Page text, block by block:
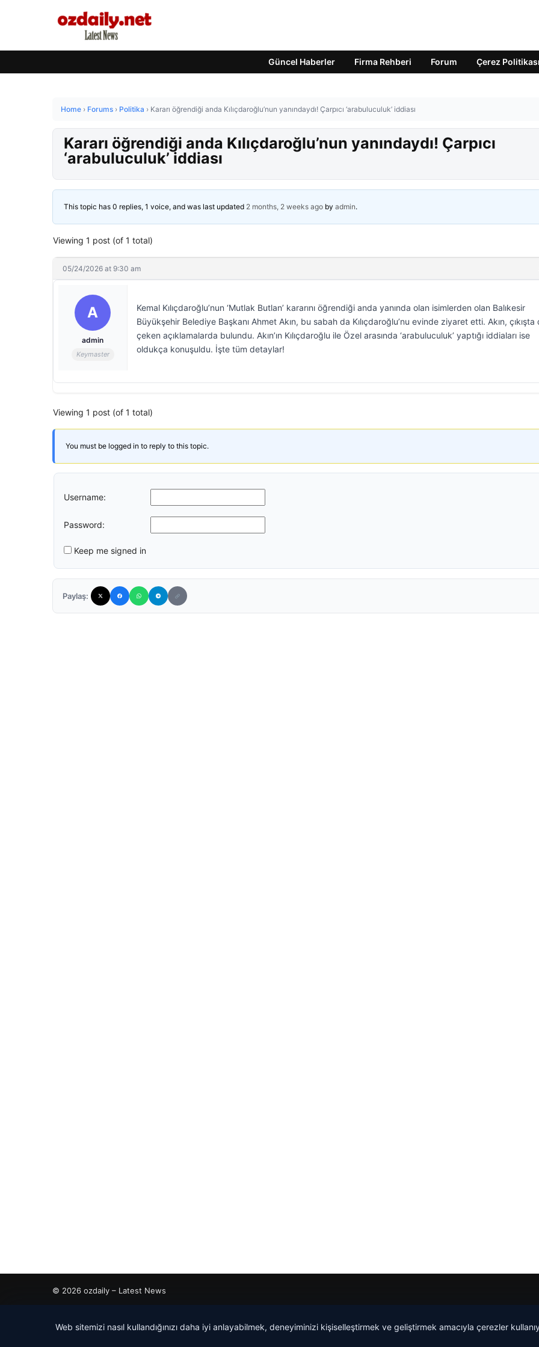
Güncel Haberler Firma Rehberi Forum Çerez Politikası
Home › Forums › Politika › Kararı öğrendiği anda Kılıçdaroğlu’nun yanındaydı! Çarpıcı ‘arabuluculuk’ iddiası
Kararı öğrendiği anda Kılıçdaroğlu’nun yanındaydı! Çarpıcı
‘arabuluculuk’ iddiası
This topic has 0 replies, 1 voice, and was last updated 2 months, 2 weeks ago by admin.
Viewing 1 post (of 1 total)
05/24/2026 at 9:30 am
A
admin
Keymaster
Kemal Kılıçdaroğlu’nun ‘Mutlak Butlan’ kararını öğrendiği anda yanında olan isimlerden olan Balıkesir
Büyükşehir Belediye Başkanı Ahmet Akın, bu sabah da Kılıçdaroğlu’nu evinde ziyaret etti. Akın,
çeken açıklamalarda bulundu. Akın’ın Kılıçdaroğlu ile Özel arasında ‘arabuluculuk’ yaptığı iddiaları ise
oldukça konuşuldu. İşte tüm detaylar!
Viewing 1 post (of 1 total)
You must be logged in to reply to this topic.
Username:
Password:
Keep me signed in
Paylaş:
© 2026 ozdaily – Latest News
Web sitemizi nasıl kullandığınızı daha iyi anlayabilmek, deneyiminizi kişiselleştirmek ve geliştirmek amacıyla çerezler